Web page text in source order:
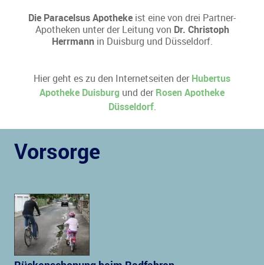
Die Paracelsus Apotheke ist eine von drei Partner-
Apotheken unter der Leitung von Dr. Christoph
Herrmannin Duisburg und Düsseldorf.
Hier geht es zu den Internetseiten der Hubertus
Apotheke Duisburg und der Rosen Apotheke
Düsseldorf.
Vorsorge